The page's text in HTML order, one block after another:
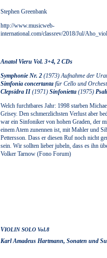
Stephen Greenbank
http://www.musicweb-
international.com/classrev/2018/Jul/
Anatol Vieru Vol. 3+4, 2 CDs
Symphonie Nr. 2 (1973) Aufnahme der
Simfonia concertanta für Cello und
Clepsidra II (1971) Sinfonietta (1975)
Welch furchtbares Jahr: 1998 starben
Grisey. Den schmerzlichsten Verlust aber
war ein Sinfoniker von hohen Graden, der
einem Atem zunennen ist, mit Mahler und
Pettersson. Dass er diesen Ruf noch nicht
sein. Wir sollten lieber jubeln, dass es ihn
Volker Tarnow (Fono Forum)
VIOLIN SOLO Vol.8
Karl Amadeus Hartmann, Sonaten und